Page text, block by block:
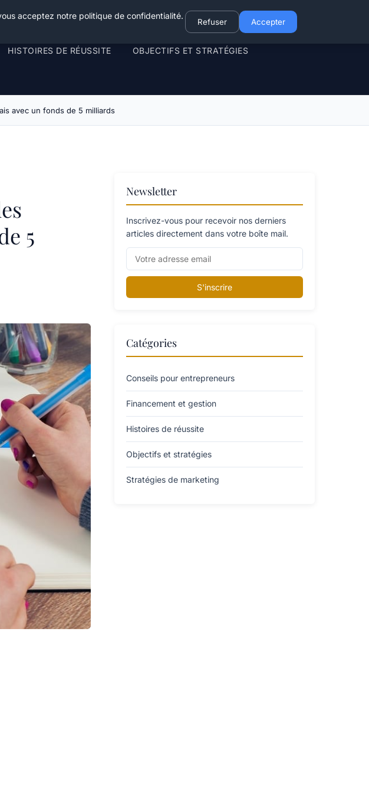
HISTOIRES DE RÉUSSITE OBJECTIFS ET STRATÉGIES
avec un fonds de 5 milliards
5
Newsletter
Inscrivez-vous pour recevoir nos derniers
articles directement dans votre boîte mail.
S'inscrire
Catégories
Conseils pour entrepreneurs
Financement et gestion
Histoires de réussite
Objectifs et stratégies
Stratégies de marketing
acceptez notre politique de confidentialité.
Refuser Accepter